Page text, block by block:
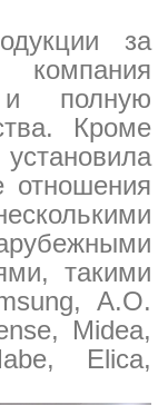
за
и полную
Кроме
отношения
такими
A.O.
Midea,
Elica,